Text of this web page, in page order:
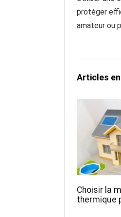
protéger
amateur ou
Articles
Choisir la
thermique